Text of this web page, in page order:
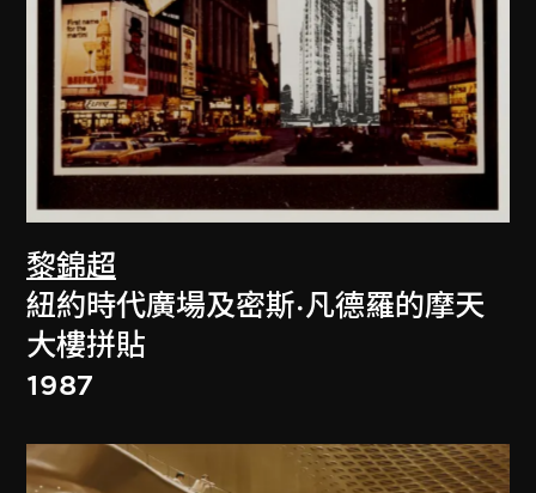
黎錦超
紐約時代廣場及密斯·凡德羅的摩天
大樓拼貼
1987